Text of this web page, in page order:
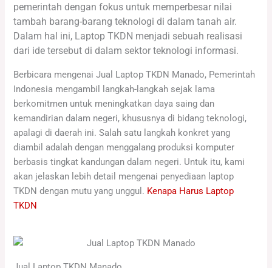
pemerintah dengan fokus untuk memperbesar nilai
tambah barang-barang teknologi di dalam tanah air.
Dalam hal ini, Laptop TKDN menjadi sebuah realisasi
dari ide tersebut di dalam sektor teknologi informasi.
Berbicara mengenai Jual Laptop TKDN Manado, Pemerintah
Indonesia mengambil langkah-langkah sejak lama
berkomitmen untuk meningkatkan daya saing dan
kemandirian dalam negeri, khususnya di bidang teknologi,
apalagi di daerah ini. Salah satu langkah konkret yang
diambil adalah dengan menggalang produksi komputer
berbasis tingkat kandungan dalam negeri. Untuk itu, kami
akan jelaskan lebih detail mengenai penyediaan laptop
TKDN dengan mutu yang unggul. Kenapa Harus Laptop
TKDN